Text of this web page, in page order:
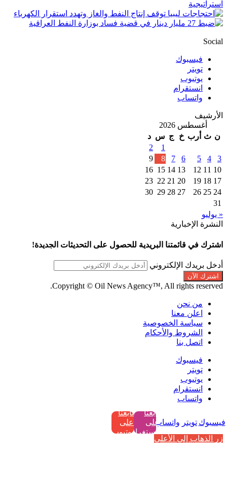
Social
فيسبوك
تويتر
يوتيوب
انستقرام
واتساب
الأرشيف
أغسطس 2026
ن ث أرب خ ج س د
1
2
3
4
5
6
7
8
9
10
11
12
13
14
15
16
17
18
19
20
21
22
23
24
25
26
27
28
29
30
31
« يوليو
النشرة الإخبارية
اشترك في قائمتنا البريدية للحصول على التحديثات الجديدة!
أدخل بريدك الإلكتروني
Copyright © Oil News Agency™, All rights reserved.
من نحن
اعلن معنا
سياسة الخصوصية
الشروط والأحكام
اتصل بنا
فيسبوك
تويتر
يوتيوب
انستقرام
واتساب
فيسبوك تويتر واتساب
تابعنا
على
إنستغرام
تابعنا
على
يوتيوب
زر الذهاب إلى الأعلى